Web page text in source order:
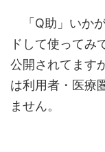
「Q助」いか
ドして使ってみ
公開されてます
は利用者・医療
ません。